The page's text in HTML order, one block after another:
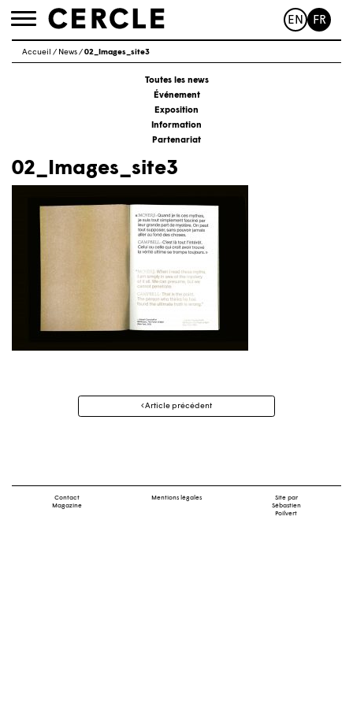
Toggle
EN FR
Accueil / News/02_Images_site3
Toutes les news
Événement
Exposition
Information
Partenariat
02_Images_site3
Navigation
Article précédent
Contact
Magazine
Mentions légales
Site par
Sébastien
Poilvert